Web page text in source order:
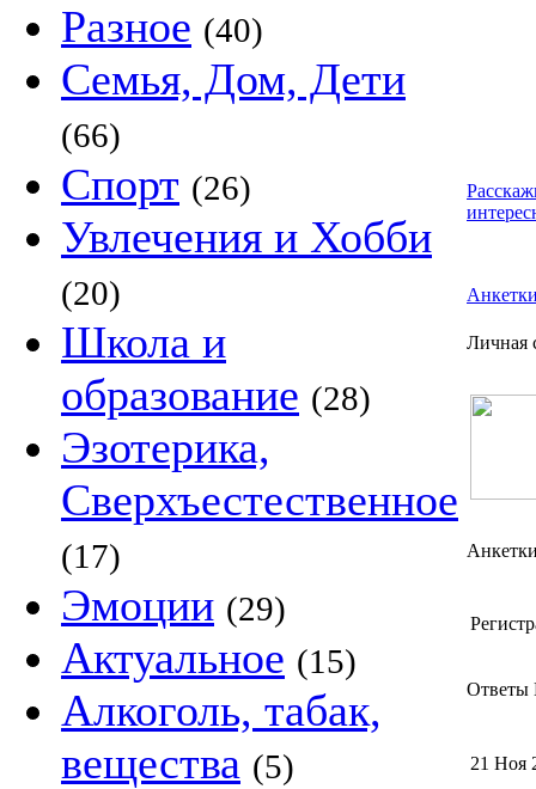
Разное (40)
Семья, Дом, Дети
(66)
Спорт (26)
Увлечения и Хобби
(20)
Школа и
образование (28)
Эзотерика,
Сверхъестественное
(17)
Эмоции (29)
Актуальное (15)
Алкоголь, табак,
вещества (5)
Личная
Ответы
21 Ноя